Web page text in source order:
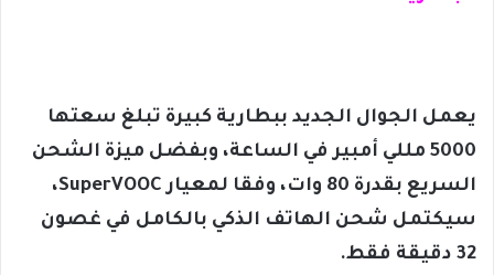
يعمل الجوال الجديد ببطارية كبيرة تبلغ سعتها
5000 مللي أمبير في الساعة، وبفضل ميزة الشحن
السريع بقدرة 80 وات، وفقا لمعيار SuperVOOC،
سيكتمل شحن الهاتف الذكي بالكامل في غصون
32 دقيقة فقط.